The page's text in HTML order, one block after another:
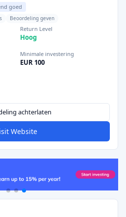
goed
Beoordeling geven
Return Level
Hoog
Minimale investering
EUR 100
achterlaten
Website